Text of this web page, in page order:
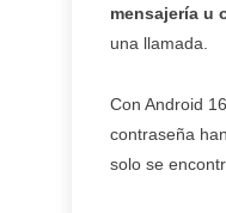
mensajería u
una llamada.
Con Android
contraseña
solo se